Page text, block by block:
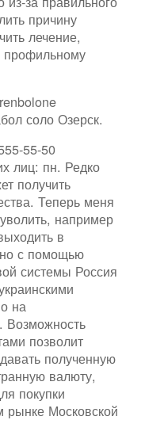
причину
лечение,
профильному
соло Озерск.
55-50
лиц: пн. Редко
получить
Теперь меня
например
в
с помощью
системы Россия
на
Возможность
позволит
полученную
валюту,
покупки
Московской